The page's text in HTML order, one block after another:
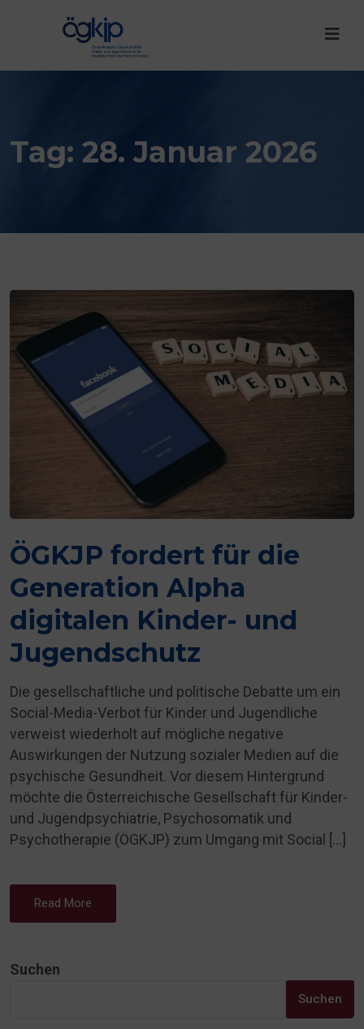
Tag: 28. Januar 2026
ÖGKJP fordert für die
Generation Alpha
digitalen Kinder- und
Jugendschutz
Die gesellschaftliche und politische Debatte um ein
Social-Media-Verbot für Kinder und Jugendliche
verweist wiederholt auf mögliche negative
Auswirkungen der Nutzung sozialer Medien auf die
psychische Gesundheit. Vor diesem Hintergrund
möchte die Österreichische Gesellschaft für Kinder-
und Jugendpsychiatrie, Psychosomatik und
Psychotherapie (ÖGKJP) zum Umgang mit Social […]
Read More
Suchen
Suchen